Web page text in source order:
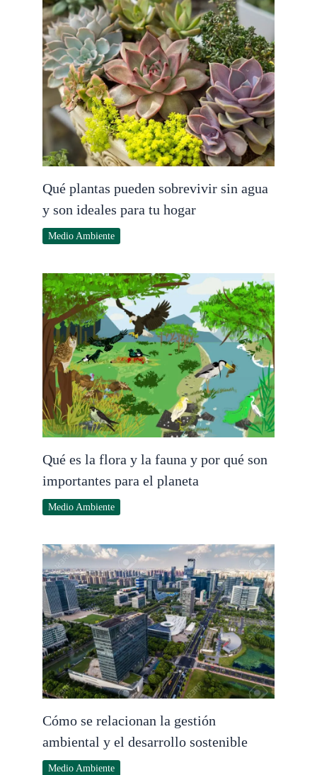
Qué plantas pueden sobrevivir sin agua
y son ideales para tu hogar
Medio Ambiente
Qué es la flora y la fauna y por qué son
importantes para el planeta
Medio Ambiente
Cómo se relacionan la gestión
ambiental y el desarrollo sostenible
Medio Ambiente